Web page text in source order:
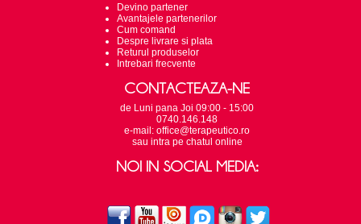
Devino partener
Avantajele partenerilor
Cum comand
Despre livrare si plata
Returul produselor
Intrebari frecvente
CONTACTEAZA-NE
de Luni pana Joi 09:00 - 15:00
0740.146.148
e-mail: office@terapeutico.ro
sau intra pe chatul online
NOI IN SOCIAL MEDIA: